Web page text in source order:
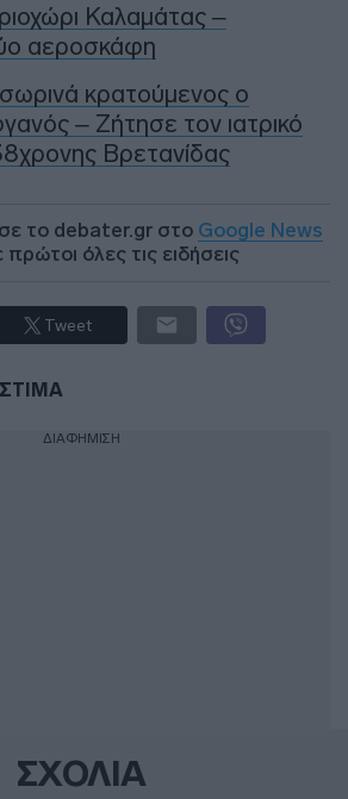
Καλαμάτας –
αεροσκάφη
κρατούμενος ο
– Ζήτησε τον ιατρικό
Βρετανίδας
το debater.gr στο Google News
πρώτοι όλες τις ειδήσεις
Tweet
ΔΙΑΦΗΜΙΣΗ
ΣΧΟΛΙΑ